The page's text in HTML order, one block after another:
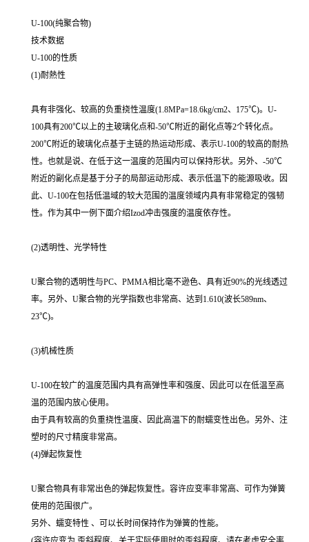
U-100(纯聚合物)
技术数据
U-100的性质
(1)耐熱性
具有非强化、较高的负重挠性温度(1.8MPa=18.6kg/cm2、175℃)。U-
100具有200℃以上的主玻璃化点和-50℃附近的副化点等2个转化点。
200℃附近的玻璃化点基于主链的热运动形成、表示U-100的较高的耐热
性。也就是说、在低于这一温度的范围内可以保持形状。另外、-50℃
附近的副化点是基于分子的局部运动形成、表示低温下的能源吸收。因
此、U-100在包括低温域的较大范围的温度领域内具有非常稳定的强韧
性。作为其中一例下面介绍Izod冲击强度的温度依存性。
(2)透明性、光学特性
U聚合物的透明性与PC、PMMA相比毫不逊色、具有近90%的光线透过
率。另外、U聚合物的光学指数也非常高、达到1.610(波长589nm、
23℃)。
(3)机械性质
U-100在较广的温度范围内具有高弹性率和强度、因此可以在低温至高
温的范围内放心使用。
由于具有较高的负重挠性温度、因此高温下的耐蠕变性出色。另外、注
塑时的尺寸精度非常高。
(4)弹起恢复性
U聚合物具有非常出色的弹起恢复性。容许应变率非常高、可作为弹簧
使用的范围很广。
另外、蠕变特性 、可以长时间保持作为弹簧的性能。